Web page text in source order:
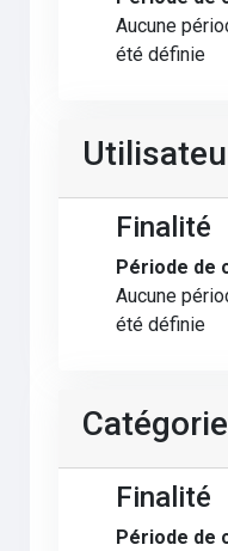
Aucune
été définie
Finalité
Période de
Aucune
été définie
Finalité
Période de